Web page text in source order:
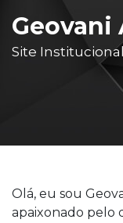
Geovani
Site Institucional
Olá, eu sou
apaixonado pelo